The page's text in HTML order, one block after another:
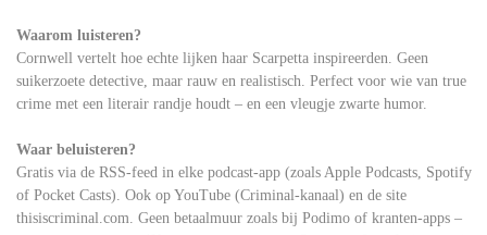
Waarom luisteren?
Cornwell vertelt hoe echte lijken haar Scarpetta inspireerden. Geen
suikerzoete detective, maar rauw en realistisch. Perfect voor wie van true
crime met een literair randje houdt – en een vleugje zwarte humor.
Waar beluisteren?
Gratis via de RSS-feed in elke podcast-app (zoals Apple Podcasts, Spotify
of Pocket Casts). Ook op YouTube (Criminal-kanaal) en de site
thisiscriminal.com. Geen betaalmuur zoals bij Podimo of kranten-apps –